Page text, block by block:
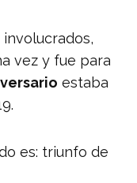
vez y fue para
estaba
es: triunfo de